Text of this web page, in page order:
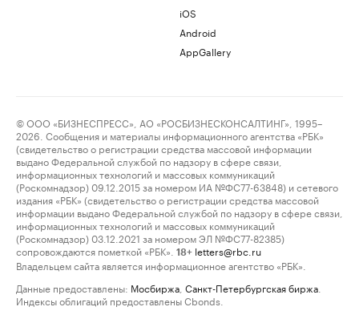
iOS
Android
AppGallery
© ООО «БИЗНЕСПРЕСС», АО «РОСБИЗНЕСКОНСАЛТИНГ», 1995–
2026. Сообщения и материалы информационного агентства «РБК»
(свидетельство о регистрации средства массовой информации
выдано Федеральной службой по надзору в сфере связи,
информационных технологий и массовых коммуникаций
(Роскомнадзор) 09.12.2015 за номером ИА №ФС77-63848) и сетевого
издания «РБК» (свидетельство о регистрации средства массовой
информации выдано Федеральной службой по надзору в сфере связи,
информационных технологий и массовых коммуникаций
(Роскомнадзор) 03.12.2021 за номером ЭЛ №ФС77-82385)
сопровождаются пометкой «РБК».
18+ letters@rbc.ru
Владельцем сайта является информационное агентство «РБК».
Данные предоставлены: Мосбиржа Санкт-Петербургская биржа
Индексы облигаций предоставлены Cbonds.